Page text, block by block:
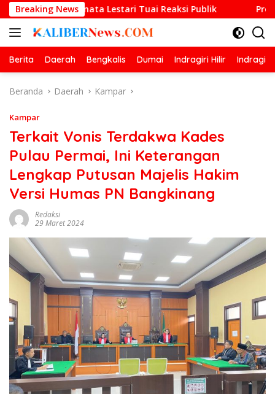
Langsung
ke
konten
Breaking News
Lestari Tuai Reaksi Publik Prestasi Gemilang
Berita Daerah Bengkalis Dumai Indragiri Hilir Indragiri
Beranda Daerah Kampar
Kampar
Terkait Vonis Terdakwa Kades
Pulau Permai, Ini Keterangan
Lengkap Putusan Majelis Hakim
Versi Humas PN Bangkinang
Redaksi
29 Maret 2024